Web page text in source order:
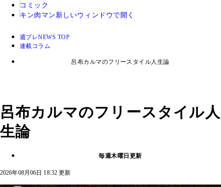
コミック
キン肉マン 新しいウィンドウで開く
週プレNEWS TOP
連載コラム
呂布カルマのフリースタイル人生論
呂布カルマのフリースタイル人
生論
毎週木曜日更新
2026年08月06日 18:32 更新